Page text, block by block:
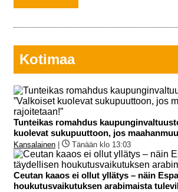
Kotimaa
Tunteikas romahdus
kuolevat sukupuuttoon, jos
Kansalainen Tänään klo 13:03
Ceutan kaaos ei ollut yllätys – näin
houkutusvaikutuksen arabimaista